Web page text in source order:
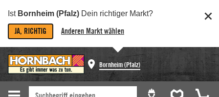
Ist Bornheim (Pfalz) Dein richtiger Markt?
JA, RICHTIG Anderen Markt wählen
Bornheim (Pfalz)